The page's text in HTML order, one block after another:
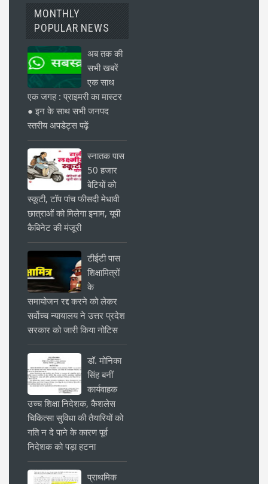
MONTHLY
POPULAR NEWS
अब तक की
सभी खबरें
एक साथ
एक जगह : प्राइमरी का मास्टर
● इन के साथ सभी जनपद
स्तरीय अपडेट्स पढ़ें
स्नातक पास
50 हजार
बेटियों को
स्कूटी, टॉप पांच फीसदी मेधावी
छात्राओं को मिलेगा इनाम, यूपी
कैबिनेट की मंजूरी
टीईटी पास
शिक्षामित्रों
के
समायोजन रद्द करने को लेकर
सर्वोच्च न्यायालय ने उत्तर प्रदेश
सरकार को जारी किया नोटिस
डॉ. मोनिका
सिंह बनीं
कार्यवाहक
उच्च शिक्षा निदेशक, कैशलेस
चिकित्सा सुविधा की तैयारियों को
गति न दे पाने के कारण पूर्व
निदेशक को पड़ा हटना
प्राथमिक